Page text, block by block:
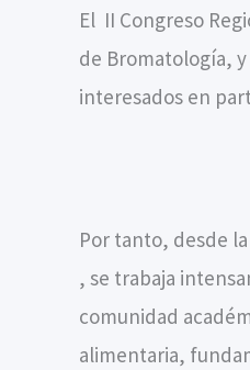
El II Congreso
de Bromatología,
interesados en
Por tanto, desde
, se trabaja
comunidad
alimentaria,